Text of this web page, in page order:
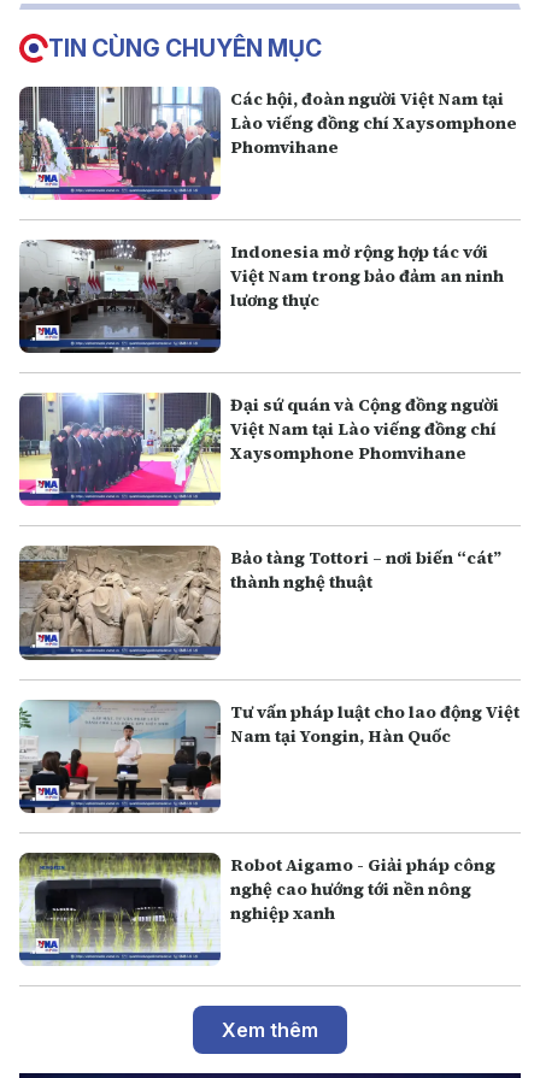
TIN CÙNG CHUYÊN MỤC
Các hội, đoàn người Việt Nam tại
Lào viếng đồng chí Xaysomphone
Phomvihane
Indonesia mở rộng hợp tác với
Việt Nam trong bảo đảm an ninh
lương thực
Đại sứ quán và Cộng đồng người
Việt Nam tại Lào viếng đồng chí
Xaysomphone Phomvihane
Bảo tàng Tottori – nơi biến “cát”
thành nghệ thuật
Tư vấn pháp luật cho lao động Việt
Nam tại Yongin, Hàn Quốc
Robot Aigamo - Giải pháp công
nghệ cao hướng tới nền nông
nghiệp xanh
Xem thêm